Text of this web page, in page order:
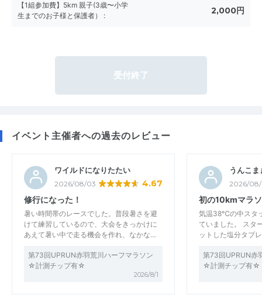
【1組参加費】5km 親子(3歳〜小学
生までのお子様と保護者） : 2,000円
受付終了
イベント主催者への過去のレビュー
ワイルドになりたたい
2026/08/03 4.67
修行になった！
暑い時間帯のレースでした。普段暑さを避
けて練習しているので、大会をきっかけに
あえて暑い中で走る機会を作れ、なかな…
第73回UPRUN赤羽荒川ハーフマラソン
☆計測チップ有☆
2026/8/1
うんこ
2026/
初の10kmマラ
気温38℃の中スタ
ていました。 スタ
ットした塩分タブ
第73回UPRUN赤
☆計測チップ有☆